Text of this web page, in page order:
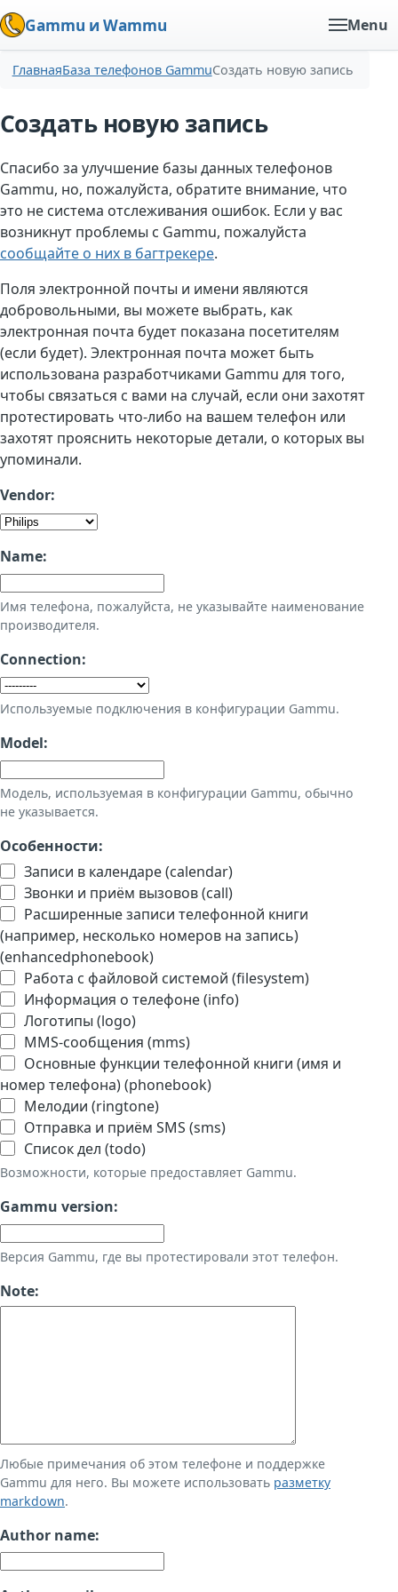
Gammu и Wammu Menu
ГлавнаяБаза телефонов GammuСоздать новую запись
Создать новую запись
Спасибо за улучшение базы данных телефонов
Gammu, но, пожалуйста, обратите внимание, что
это не система отслеживания ошибок. Если у вас
возникнут проблемы с Gammu, пожалуйста
сообщайте о них в багтрекере.
Поля электронной почты и имени являются
добровольными, вы можете выбрать, как
электронная почта будет показана посетителям
(если будет). Электронная почта может быть
использована разработчиками Gammu для того,
чтобы связаться с вами на случай, если они захотят
протестировать что-либо на вашем телефон или
захотят прояснить некоторые детали, о которых вы
упоминали.
Vendor:
Name:
Имя телефона, пожалуйста, не указывайте наименование
производителя.
Connection:
Используемые подключения в конфигурации Gammu.
Model:
Модель, используемая в конфигурации Gammu, обычно
не указывается.
Особенности:
Записи в календаре (calendar)
Звонки и приём вызовов (call)
Расширенные записи телефонной книги
(например, несколько номеров на запись)
(enhancedphonebook)
Работа с файловой системой (filesystem)
Информация о телефоне (info)
Логотипы (logo)
MMS-сообщения (mms)
Основные функции телефонной книги (имя и
номер телефона) (phonebook)
Мелодии (ringtone)
Отправка и приём SMS (sms)
Список дел (todo)
Возможности, которые предоставляет Gammu.
Gammu version:
Версия Gammu, где вы протестировали этот телефон.
Note:
Любые примечания об этом телефоне и поддержке
Gammu для него. Вы можете использовать разметку
markdown.
Author name: